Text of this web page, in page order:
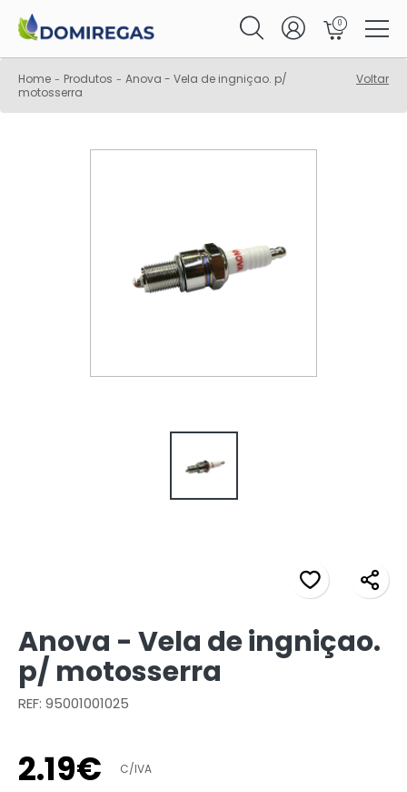
0
Home - Produtos - Anova - Vela de ingniçao. p/
motosserra
Voltar
Anova - Vela de ingniçao.
p/ motosserra
REF: 95001001025
2.19€ C/IVA